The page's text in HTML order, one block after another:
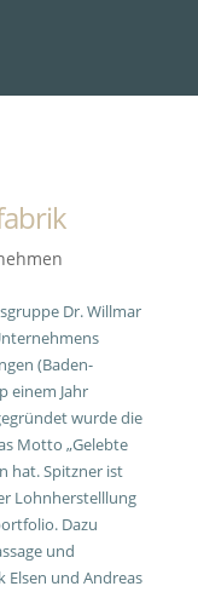
Dr. Willmar
(Baden-
einem Jahr
wurde die
Motto „Gelebte
hat. Spitzner ist
Lohnherstelllung
Dazu
und
Elsen und Andreas